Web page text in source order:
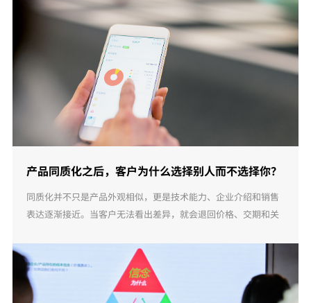
产品同质化之后，客户为什么选择别人而不选择你？
同质化并不只是产品外观相似，更是技术能力、企业介绍和销售
表达逐渐接近。当客户无法看出差异，就会退回价格、交期和关
是怎样把真实价值转化为客户能够理 ...